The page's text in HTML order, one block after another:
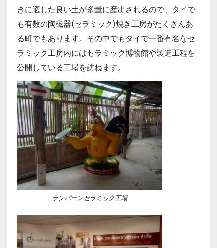
きに適した良い土が多量に産出されるので、タイで
も有数の陶磁器(セラミック)焼き工房がたくさんあ
る町でもあります。その中でもタイで一番有名なセ
ラミック工房内にはセラミック博物館や製造工程を
公開している工場を訪ねます。
ランパーンセラミック工場